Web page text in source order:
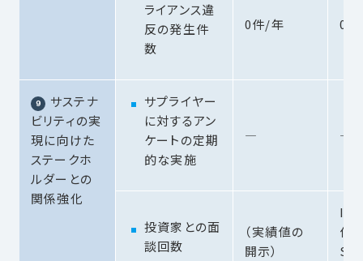
ライアンス違
反の発生件
数
0件/年 0件
サステナ
ビリティの実
現に向けた
ステークホ
ルダーとの
関係強化
サプライヤー
に対するアン
ケートの定期
的な実施
― ―
投資家との面
談回数
（実績値の
開示）
IR
件
SR